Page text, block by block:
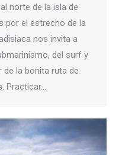
norte de la isla de
por el estrecho de la
nos invita a
del surf y
la bonita ruta de
Practicar…